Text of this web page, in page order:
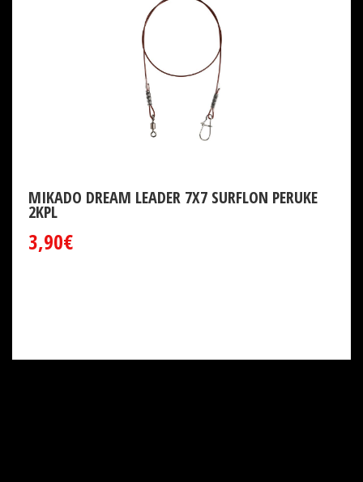
MIKADO DREAM LEADER 7X7 SURFLON PERUKE
2KPL
3,90€